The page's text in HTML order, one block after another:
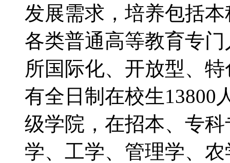
发展需求，培养包括
各类普通高等教育专
所国际化、开放型、
有全日制在校生
级学院，在招本、专
学、工学、管理学、